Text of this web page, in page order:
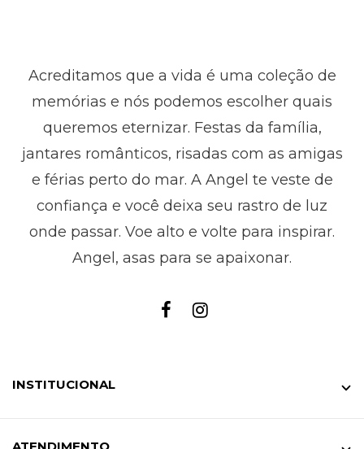
Acreditamos que a vida é uma coleção de
memórias e nós podemos escolher quais
queremos eternizar. Festas da família,
jantares românticos, risadas com as amigas
e férias perto do mar. A Angel te veste de
confiança e você deixa seu rastro de luz
onde passar. Voe alto e volte para inspirar.
Angel, asas para se apaixonar.
INSTITUCIONAL